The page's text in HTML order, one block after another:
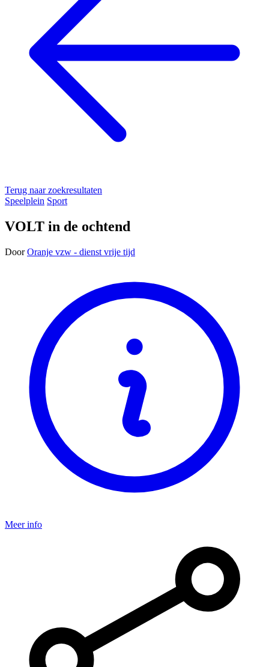
Terug naar zoekresultaten
Speelplein Sport
VOLT in de ochtend
Door Oranje vzw - dienst vrije tijd
Meer info